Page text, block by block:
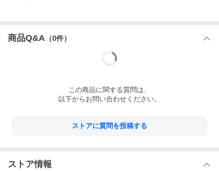
〈ビュッフェ・クランポン〉のスチューデントモデル“プロディー
ジュ”は、素晴らしい品質の樹脂製クラリネットです。予算が限ら
れている初心者の方でも、プロフェッショナルな音色で楽器を始
“プロディージュ”の特長は、音色、人間工学、信頼性です。完璧な
商品Q&A （0件）
この商品に関する質問は、
以下からお問い合わせください。
ストアに質問を投稿する
ストア情報